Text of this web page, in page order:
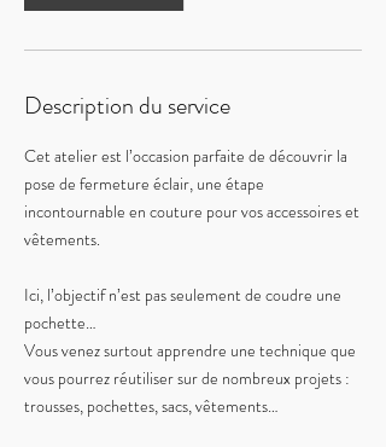
Description du service
Cet atelier est l’occasion parfaite de découvrir la
pose de fermeture éclair, une étape
incontournable en couture pour vos accessoires et
vêtements.
Ici, l’objectif n’est pas seulement de coudre une
pochette…
Vous venez surtout apprendre une technique que
vous pourrez réutiliser sur de nombreux projets :
trousses, pochettes, sacs, vêtements…